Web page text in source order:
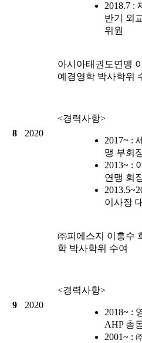
2018.7 :
반기 외
위원
8 2020
아시아태권도연맹
예경영학 박사학위
<경력사항>
2017~ :
맹 부회
2013~ :
연맹 회
이사장
9 2020
㈜피에스지 이흥수
학 박사학위 수여
<경력사항>
2018~ :
AHP 총
2001~ :